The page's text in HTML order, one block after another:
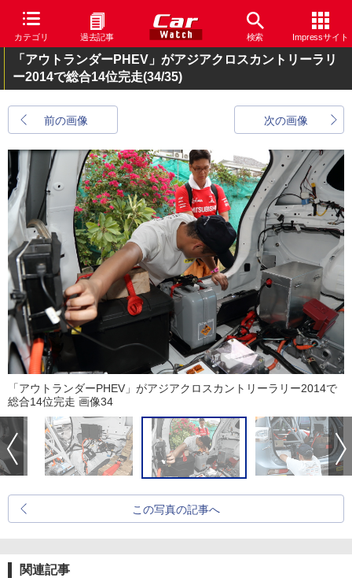
カテゴリ 過去記事 検索 Impressサイト
「アウトランダーPHEV」がアジアクロスカントリーラリ
ー2014で総合14位完走(34/35)
前の画像 次の画像
「アウトランダーPHEV」がアジアクロスカントリーラリー2014で
総合14位完走 画像34
この写真の記事へ
関連記事